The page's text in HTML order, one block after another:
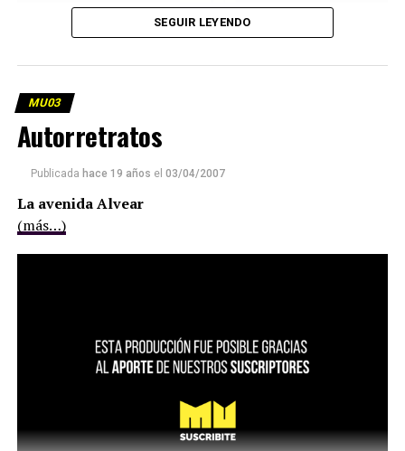
SEGUIR LEYENDO
MU03
Autorretratos
Publicada hace 19 años el 03/04/2007
La avenida Alvear
(más…)